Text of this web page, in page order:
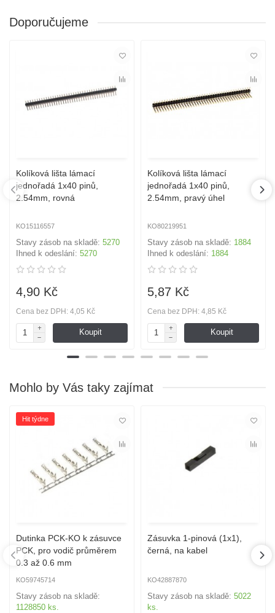
Doporučujeme
Kolíková lišta lámací
jednořadá 1x40 pinů,
2.54mm, rovná
KO15116557
Stavy zásob na skladě: 5270
Ihned k odeslání: 5270
4,90 Kč
Cena bez DPH: 4,05 Kč
Koupit
Kolíková lišta lámací
jednořadá 1x40 pinů,
2.54mm, pravý úhel
KO80219951
Stavy zásob na skladě: 1884
Ihned k odeslání: 1884
5,87 Kč
Cena bez DPH: 4,85 Kč
Koupit
Mohlo by Vás taky zajímat
Hit týdne
Dutinka PCK-KO k zásuvce
PCK, pro vodič průměrem
0.3 až 0.6 mm
KO59745714
Stavy zásob na skladě:
1128850 ks.
Zásuvka 1-pinová (1x1),
černá, na kabel
KO42887870
Stavy zásob na skladě: 5022
ks.